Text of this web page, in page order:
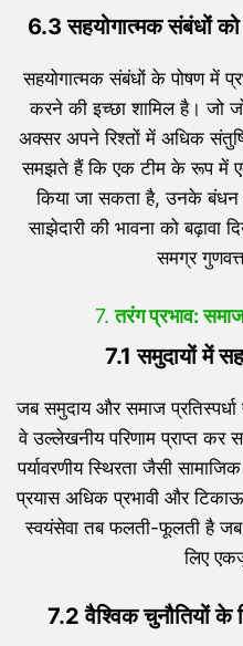
6.3 सहयोगात्मक संबंधों
सहयोगात्मक संबंधों के पोषण में
करने की इच्छा शामिल है। जो
अक्सर अपने रिश्तों में अधिक
समझते हैं कि एक टीम के रूप में
किया जा सकता है, उनके
साझेदारी की भावना को
समग्र
7.तरंग प्रभाव:
7.1 समुदायों में
जब समुदाय और समाज
वे उल्लेखनीय परिणाम प्राप्त कर
पर्यावरणीय स्थिरता जैसी
प्रयास अधिक प्रभावी और
स्वयंसेवा तब फलती-फूलती है जब
लिए
7.2 वैश्विक चुनौतियों के